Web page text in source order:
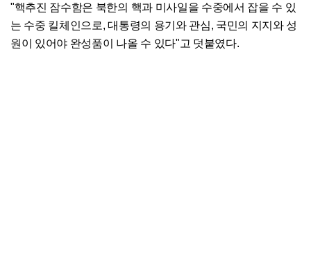
"핵추진 잠수함은 북한의 핵과 미사일을 수중에서 잡을 수 있
는 수중 킬체인으로, 대통령의 용기와 관심, 국민의 지지와 성
원이 있어야 완성품이 나올 수 있다"고 덧붙였다.